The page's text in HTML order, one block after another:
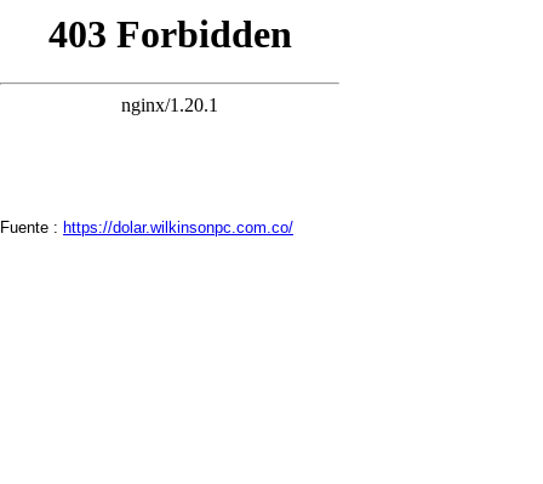
Fuente : https://dolar.wilkinsonpc.com.co/